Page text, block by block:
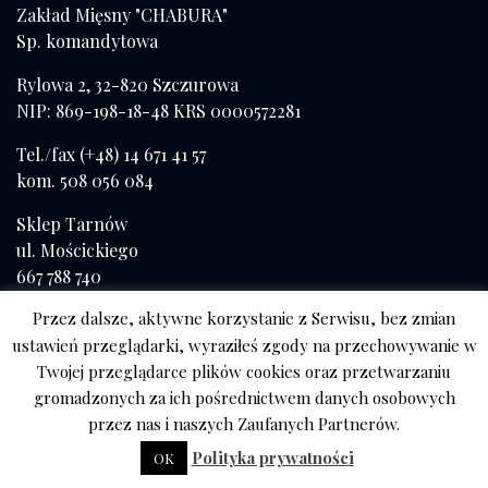
Zakład Mięsny "CHABURA"
Sp. komandytowa
Rylowa 2, 32-820 Szczurowa
NIP: 869-198-18-48 KRS 0000572281
Tel./fax (+48) 14 671 41 57
kom. 508 056 084
Sklep Tarnów
ul. Mościckiego
667 788 740
Przez dalsze, aktywne korzystanie z Serwisu, bez zmian
ustawień przeglądarki, wyraziłeś zgody na przechowywanie w
Twojej przeglądarce plików cookies oraz przetwarzaniu
gromadzonych za ich pośrednictwem danych osobowych
przez nas i naszych Zaufanych Partnerów.
OK Polityka prywatności